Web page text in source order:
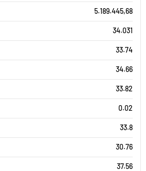
5.189.445,68
34.031
33.74
34.66
33.82
0.02
33.8
30.76
37.56